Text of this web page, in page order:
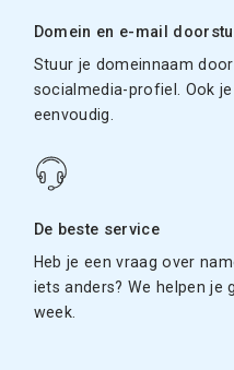
Domein en e-mail
Stuur je domeinnaam
socialmedia-profiel. Ook
eenvoudig.
De beste service
Heb je een vraag over
iets anders? We helpen je
week.